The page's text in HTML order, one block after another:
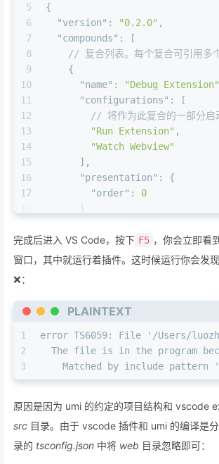
5
6
7
8
9
10
11
12
13
14
15
16
17
20
21
23
24
25
26
27
28
29
31
32
33
{
"version" : "0.2.0" ,
"compounds" :
[
// 复合列表。每个复合可引用多
{
"name" : "Debug Extension"
"configurations" :
[
// 将作为此复合的一部分启
"Run Extension" ,
"Watch Webview"
] ,
"presentation" :
{
"order" :
0
}
] ,
"configurations":
[
"request": "attach",
"type": "node"
"preLaunchTask":
"npm:
,
{
"name": "Run Extension",
"request": "launch",
"args": ["--
"outFiles"
[
完成后进入 VS Code，按下 F5 ，你会立即看
窗口，其中就运行着插件。这时候运行你会发
❌：
PLAINTEXT
1
2
3
error TS6059: File '/Users/
The file is in the program
Matched by include pattern
原因是因为 umi 的约定的项目结构和 vscode
src 目录。由于 vscode 插件和 umi 的编译是
录的 tsconfig.json 中将 web 目录忽略即可：